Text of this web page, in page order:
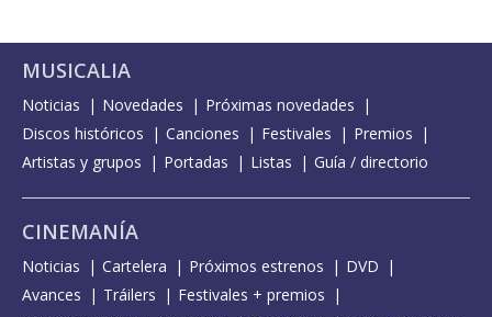
MUSICALIA
Noticias Novedades
Próximas novedades
Discos históricos
Canciones Festivales
Premios
Artistas y grupos
Portadas Listas Guía / directorio
CINEMANÍA
Noticias Cartelera Próximos estrenos
DVD
Avances
Tráilers
Festivales + premios